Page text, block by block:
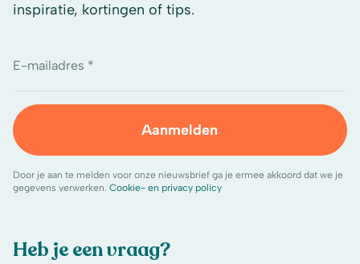
Heb je een vraag?
inspiratie, kortingen of tips.
E-mailadres *
Aanmelden
Door je aan te melden voor onze nieuwsbrief ga je ermee akkoord dat we je
gegevens verwerken. Cookie- en privacy policy